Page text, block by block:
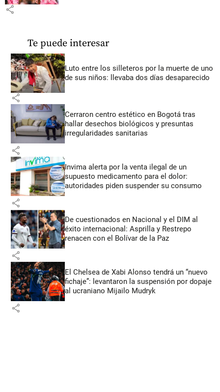
share
Te puede interesar
Luto entre los silleteros por la muerte de uno
de sus niños: llevaba dos días desaparecido
share
Cerraron centro estético en Bogotá tras
hallar desechos biológicos y presuntas
irregularidades sanitarias
share
Invima alerta por la venta ilegal de un
supuesto medicamento para el dolor:
autoridades piden suspender su consumo
share
De cuestionados en Nacional y el DIM al
éxito internacional: Asprilla y Restrepo
renacen con el Bolívar de la Paz
share
El Chelsea de Xabi Alonso tendrá un “nuevo
fichaje”: levantaron la suspensión por dopaje
al ucraniano Mijailo Mudryk
share